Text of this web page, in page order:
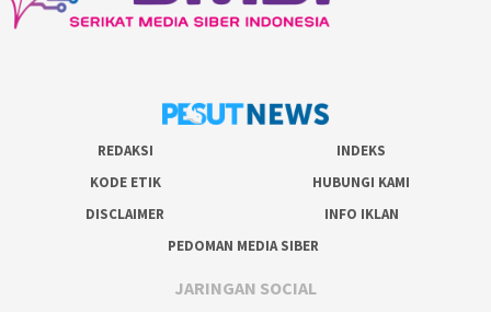
REDAKSI
INDEKS
KODE ETIK
HUBUNGI KAMI
DISCLAIMER
INFO IKLAN
PEDOMAN MEDIA SIBER
JARINGAN SOCIAL